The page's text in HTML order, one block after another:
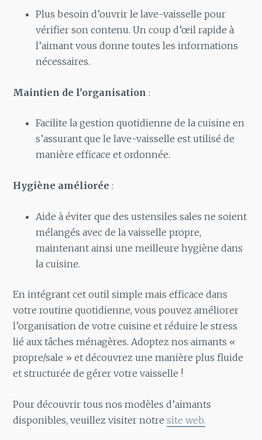
Plus besoin d’ouvrir le lave-vaisselle pour
vérifier son contenu. Un coup d’œil rapide à
l’aimant vous donne toutes les informations
nécessaires.
Maintien de l’organisation :
Facilite la gestion quotidienne de la cuisine en
s’assurant que le lave-vaisselle est utilisé de
manière efficace et ordonnée.
Hygiène améliorée :
Aide à éviter que des ustensiles sales ne soient
mélangés avec de la vaisselle propre,
maintenant ainsi une meilleure hygiène dans
la cuisine.
En intégrant cet outil simple mais efficace dans
votre routine quotidienne, vous pouvez améliorer
l’organisation de votre cuisine et réduire le stress
lié aux tâches ménagères. Adoptez nos aimants «
propre/sale » et découvrez une manière plus fluide
et structurée de gérer votre vaisselle !
Pour découvrir tous nos modèles d’aimants
disponibles, veuillez visiter notresite web.